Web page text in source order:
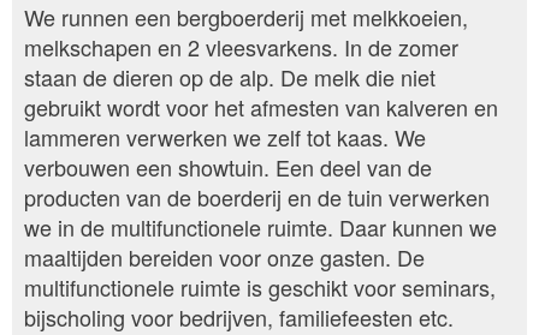
We runnen een bergboerderij met melkkoeien,
melkschapen en 2 vleesvarkens. In de zomer
staan de dieren op de alp. De melk die niet
gebruikt wordt voor het afmesten van kalveren en
lammeren verwerken we zelf tot kaas. We
verbouwen een showtuin. Een deel van de
producten van de boerderij en de tuin verwerken
we in de multifunctionele ruimte. Daar kunnen we
maaltijden bereiden voor onze gasten. De
multifunctionele ruimte is geschikt voor seminars,
bijscholing voor bedrijven, familiefeesten etc.